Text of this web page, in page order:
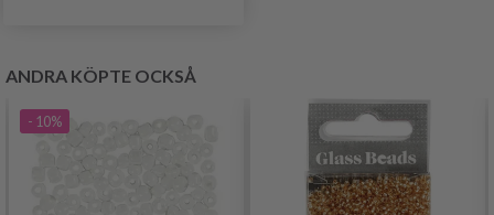
ANDRA KÖPTE OCKSÅ
- 10%